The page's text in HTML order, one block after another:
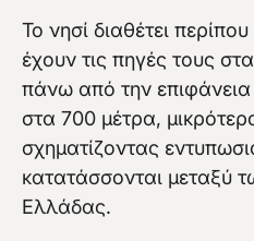
Το νησί διαθέτει
έχουν τις πηγές τους
πάνω από την
στα 700 μέτρα,
σχηματίζοντας
κατατάσσονται μεταξύ
Ελλάδας.